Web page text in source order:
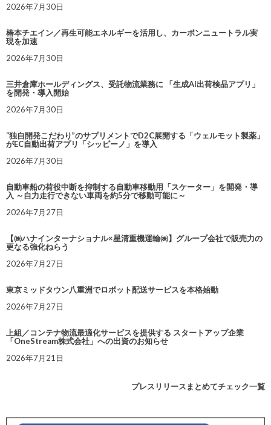
2026年7月30日
椿本チエイン／再生可能エネルギーを活用し、カーボンニュートラル実
現を加速
2026年7月30日
三井倉庫ホールディングス、受託物流業務に 「生成AI出荷検品アプリ」
を開発・導入開始
2026年7月30日
“独自開発こだわり”のサプリメントでD2C展開する「ウェルモット製薬」
がEC自動出荷アプリ「シッピーノ」を導入
2026年7月30日
自動車船の荷役中断を抑制する自動車移動用「スケーター」を開発・導
入 ～自力走行できない車両を約5分で移動可能に～
2026年7月27日
【㈱ハナインターナショナル×星清重機運輸㈱】グループ会社で販売力の
更なる強化ねらう
2026年7月27日
東京ミッドタウン八重洲でロボット配送サービスを本格始動
2026年7月27日
上組／コンテナ物流最適化サービスを提供する スタートアップ企業
「OneStream株式会社」への出資のお知らせ
2026年7月21日
プレスリリースまとめてチェック一覧